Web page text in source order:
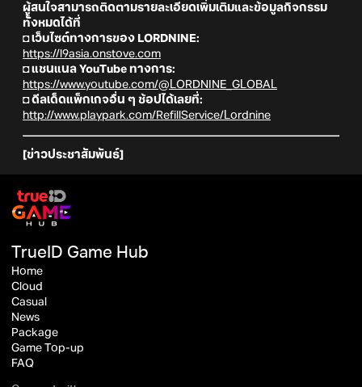
ผู้สนใจสามารถติดตามรายละเอียดเพิ่มเติมและข้อมูลกิจกรรม
ทั้งหมดได้ที่
◘ เว็บไซต์ทางการของ LORDNINE:
https://l9asia.onstove.com
◘ แชนแนล YouTube ทางการ:
https://www.youtube.com/@LORDNINE_GLOBAL
◘ ดีลเด็ดแพ็กเกจอื่น ๆ ช้อปได้เลยที่:
http://www.playpark.com/RefillService/Lordnine
[ข่าวประชาสัมพันธ์]
TrueID Game Hub
Home
Cloud
Casual
News
Package
Game Top-up
FAQ